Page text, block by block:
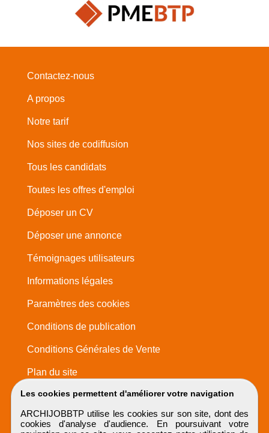
Les cookies permettent d'améliorer votre navigation
ARCHIJOBBTP utilise les cookies sur son site, dont des
cookies d'analyse d'audience. En poursuivant votre
Contactez-nous
A propos
Notre tarif
Nos sites de codiffusion
Tous les candidats
Toutes les offres d'emploi
Déposer un CV
Déposer une annonce
Témoignages utilisateurs
Informations légales
Paramètres des cookies
Conditions de publication
Conditions Générales de Vente
Plan du site